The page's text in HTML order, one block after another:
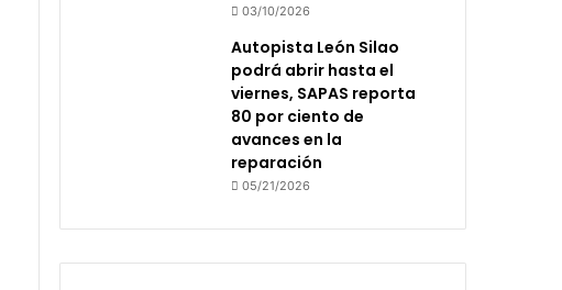
03/10/2026
Autopista León Silao
podrá abrir hasta el
viernes, SAPAS reporta
80 por ciento de
avances en la
reparación
05/21/2026